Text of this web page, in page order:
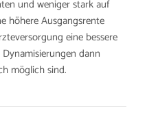
und weniger stark auf
höhere Ausgangsrente
eine bessere
dann
möglich sind.